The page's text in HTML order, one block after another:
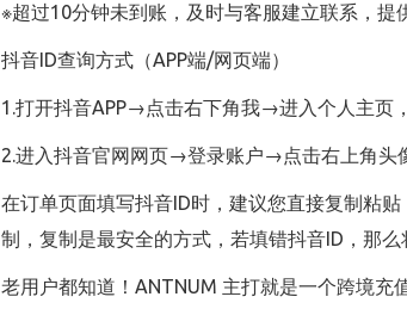
※超过10分钟未到账，及时与客服建立联系，提
抖音ID查询方式（APP端/网页端）
1.打开抖音APP→点击右下角我→进入个人主页
2.进入抖音官网网页→登录账户→点击右上角头
在订单页面填写抖音ID时，建议您直接复制粘
制，复制是最安全的方式，若填错抖音ID，那么
老用户都知道！ANTNUM 主打就是一个跨境充